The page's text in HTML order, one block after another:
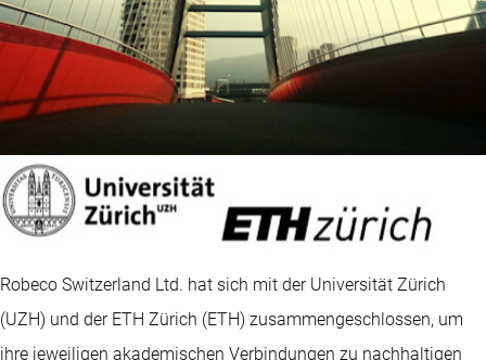
Robeco Switzerland Ltd. hat sich mit der Universität Zürich
(UZH) und der ETH Zürich (ETH) zusammengeschlossen, um
ihre jeweiligen akademischen Verbindungen zu nachhaltigen